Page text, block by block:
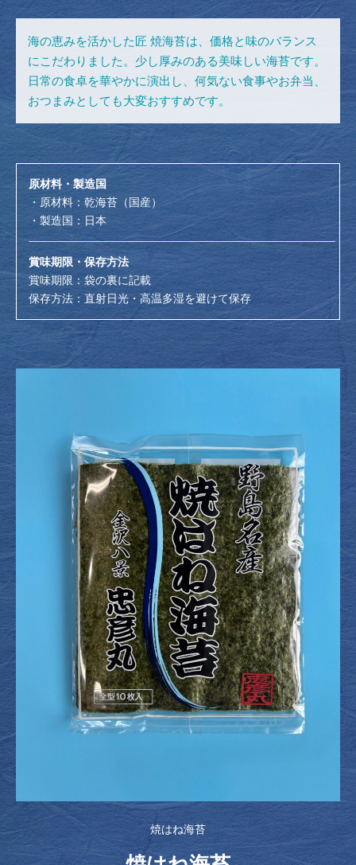
海の恵みを活かした匠 焼海苔は、価格と味のバランス
にこだわりました。少し厚みのある美味しい海苔です。
日常の食卓を華やかに演出し、何気ない食事やお弁当、
おつまみとしても大変おすすめです。
原材料・製造国
・原材料：乾海苔（国産）
・製造国：日本
賞味期限・保存方法
賞味期限：袋の裏に記載
保存方法：直射日光・高温多湿を避けて保存
焼はね海苔